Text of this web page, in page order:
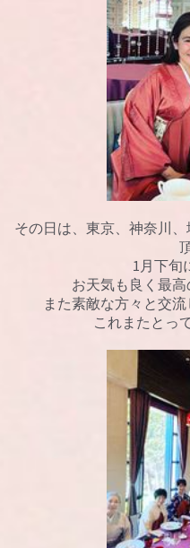
その日は、東京、神奈川
1月下旬
お天気も良く最高
また素敵な方々と交
これまたとっ